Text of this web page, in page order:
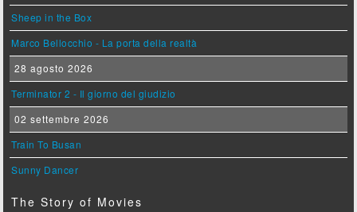
Sheep in the Box
Marco Bellocchio - La porta della realtà
28 agosto 2026
Terminator 2 - Il giorno del giudizio
02 settembre 2026
Train To Busan
Sunny Dancer
The Story of Movies